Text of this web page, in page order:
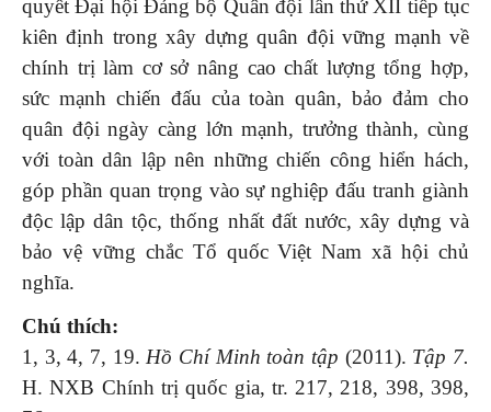
quyết Đại hội Đảng bộ Quân đội lần thứ XII tiếp tục
kiên định trong xây dựng quân đội vững mạnh về
chính trị làm cơ sở nâng cao chất lượng tổng hợp,
sức mạnh chiến đấu của toàn quân, bảo đảm cho
quân đội ngày càng lớn mạnh, trưởng thành, cùng
với toàn dân lập nên những chiến công hiển hách,
góp phần quan trọng vào sự nghiệp đấu tranh giành
độc lập dân tộc, thống nhất đất nước, xây dựng và
bảo vệ vững chắc Tổ quốc Việt Nam xã hội chủ
nghĩa.
Chú thích:
1, 3, 4, 7, 19. Hồ Chí Minh toàn tập (2011). Tập 7.
H. NXB Chính trị quốc gia, tr. 217, 218, 398, 398,